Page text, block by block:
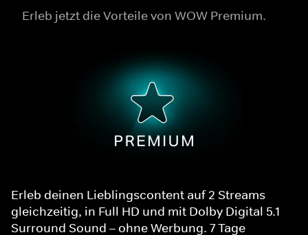
Erleb jetzt die Vorteile von WOW Premium.
Erleb deinen Lieblingscontent auf 2 Streams
gleichzeitig, in Full HD und mit Dolby Digital 5.1
Surround Sound – ohne Werbung. 7 Tage